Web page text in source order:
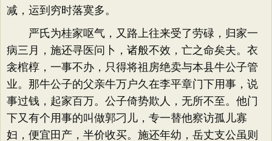
减，运到穷时落寞多。
严氏为桂家呕气，又路上往来受了劳碌，归家一
病三月，施还寻医问卜，诸般不效，亡之命矣夫。衣
衾棺椁，一事不办，只得将祖房绝卖与本县牛公子管
业。那牛公子的父亲牛万户久在李平章门下用事，说
事过钱，起家百万。公子倚势欺人，无所不至。他门
下又有个用事的叫做郭刁儿，专一替他察访孤儿寡
妇，便宜田产，半价收买。施还年幼，岳丈支公虽则